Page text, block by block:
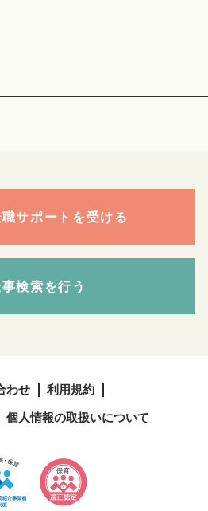
サポートを受ける
検索を行う
わせ 利用規約
個人情報の取扱いについて